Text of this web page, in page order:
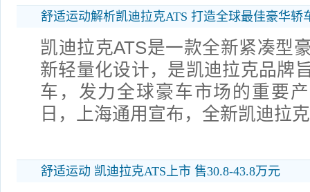
舒适运动解析凯迪拉克ATS 打造全球最佳豪华轿
凯迪拉克ATS是一款全新紧凑型
新轻量化设计，是凯迪拉克品牌
车，发力全球豪车市场的重要
日，上海通用宣布，全新凯迪拉
舒适运动 凯迪拉克ATS上市 售30.8-43.8万元